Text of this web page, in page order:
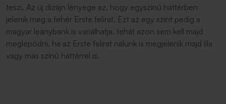
teszi. Az új dizájn lényege az, hogy egyszínű háttérben
jelenik meg a fehér Erste felirat. Ezt az egy színt pedig a
magyar leánybank is variálhatja, tehát azon sem kell majd
meglepődni, ha az Erste felirat nálunk is megjelenik majd lila
vagy más színű háttérrel is.